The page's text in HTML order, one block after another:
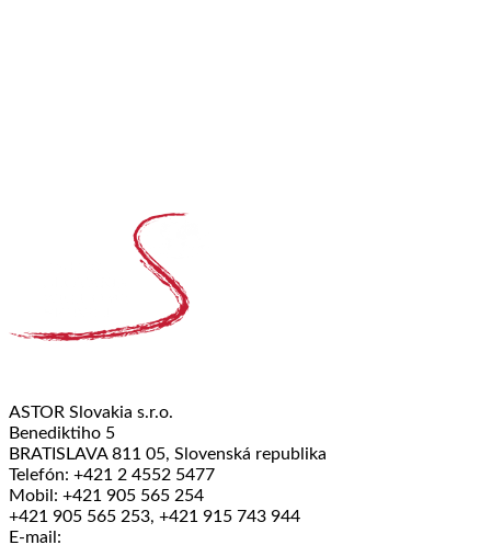
ASTOR Slovakia s.r.o.
Benediktiho 5
BRATISLAVA 811 05, Slovenská republika
Telefón: +421 2 4552 5477
Mobil: +421 905 565 254
+421 905 565 253, +421 915 743 944
E-mail: